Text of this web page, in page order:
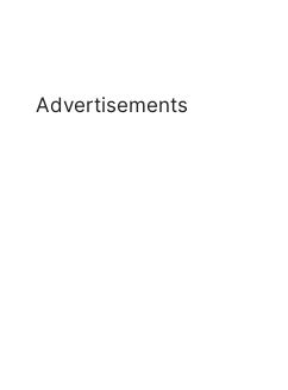
Advertisements